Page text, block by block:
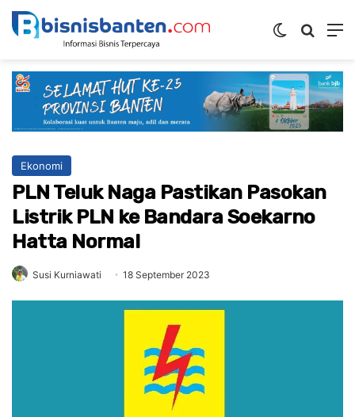
Switch skin
Ekonomi
PLN Teluk Naga Pastikan Pasokan
Listrik PLN ke Bandara Soekarno
Hatta Normal
Susi Kurniawati 18 September 2023